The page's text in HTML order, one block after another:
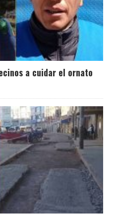
a cuidar el ornato